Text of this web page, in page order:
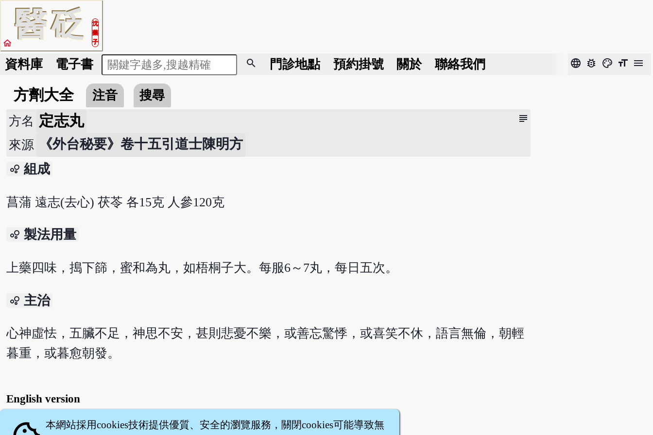
醫砭
沈
藥
子
home
資料庫 電子書 search 門診地點 預約掛號 關於 聯絡我們 language bug_report color_lens format_size menu
方劑大全 注音 搜尋
subject
方名 定志丸
來源 《外台秘要》卷十五引道士陳明方
bubble_chart 組成
菖蒲 遠志(去心) 茯苓 各15克 人參120克
bubble_chart 製法用量
上藥四味，搗下篩，蜜和為丸，如梧桐子大。每服6～7丸，每日五次。
bubble_chart 主治
心神虛怯，五臟不足，神思不安，甚則悲憂不樂，或善忘驚悸，或喜笑不休，語言無倫，朝輕
暮重，或暮愈朝發。
English version
本網站採用cookies技術提供優質、安全的瀏覽服務，關閉cookies可能導致無